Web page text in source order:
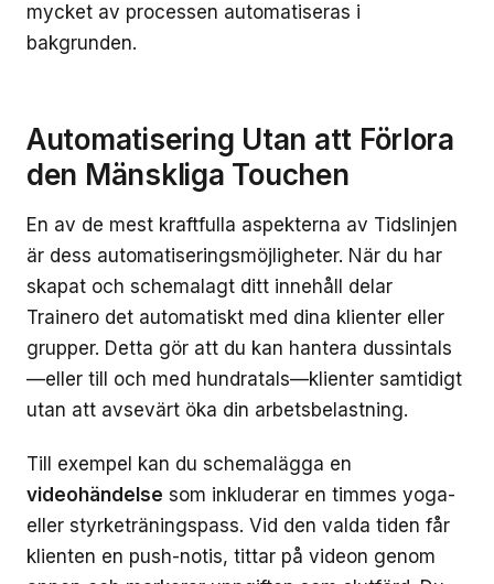
mycket av processen automatiseras i
bakgrunden.
Automatisering Utan att Förlora
den Mänskliga Touchen
En av de mest kraftfulla aspekterna av Tidslinjen
är dess automatiseringsmöjligheter. När du har
skapat och schemalagt ditt innehåll delar
Trainero det automatiskt med dina klienter eller
grupper. Detta gör att du kan hantera dussintals
—eller till och med hundratals—klienter samtidigt
utan att avsevärt öka din arbetsbelastning.
Till exempel kan du schemalägga en
videohändelse som inkluderar en timmes yoga-
eller styrketräningspass. Vid den valda tiden får
klienten en push-notis, tittar på videon genom